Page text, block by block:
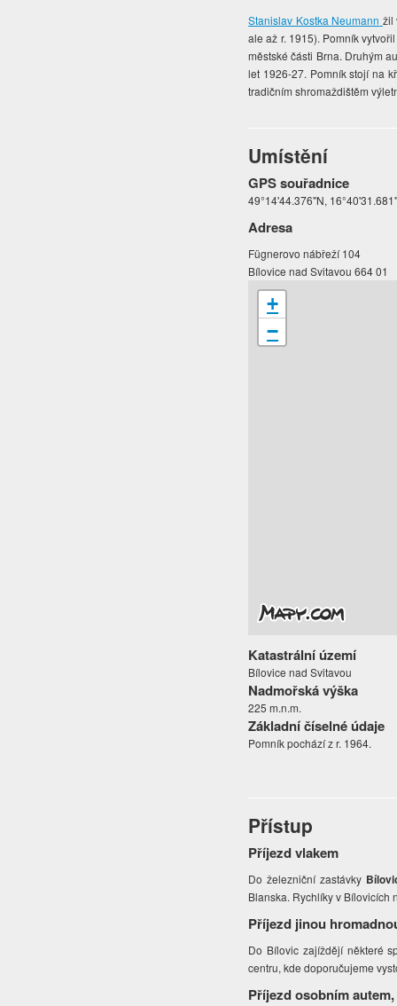
Stanislav Kostka Neumann žil
ale až r. 1915). Pomník
městské části Brna. Druhým
let 1926-27. Pomník stojí na
tradičním shromaždištěm
Umístění
GPS souřadnice
49°14'44.376"N,
Adresa
Fügnerovo nábřeží 104
Bílovice nad Svitavou 664 01
+
−
Katastrální území
Bílovice nad Svitavou
Nadmořská výška
225 m.n.m.
Základní číselné údaje
Pomník pochází z r. 1964.
Přístup
Příjezd vlakem
Do železniční zastávky
Blanska. Rychlíky v Bílovicích
Příjezd jinou
Do Bílovic zajíždějí některé
centru, kde doporučujeme
Příjezd osobním